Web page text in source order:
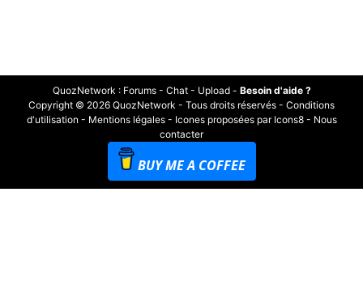
QuozNetwork : Forums- Chat- Upload- Besoin d'aide ?
Copyright © 2026 QuozNetwork - Tous droits réservés - Conditions
d'utilisation - Mentions légales- Icones proposées par Icons8- Nous
contacter
BUY ME A COFFEE